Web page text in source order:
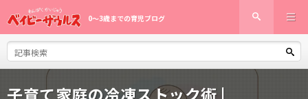
0〜3歳までの育児ブログ
子育て家庭の冷凍ストック術 |